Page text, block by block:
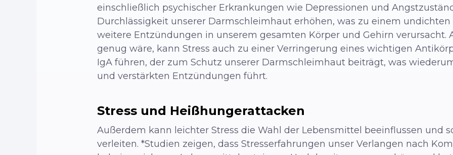
einschließlich psychischer Erkrankungen wie Depressionen und
Durchlässigkeit unserer Darmschleimhaut erhöhen, was zu einem
weitere Entzündungen in unserem gesamten Körper und Gehirn verursacht.
genug wäre, kann Stress auch zu einer Verringerung eines wichtigen
IgA führen, der zum Schutz unserer Darmschleimhaut beiträgt, was
und verstärkten Entzündungen führt.
Stress und Heißhungerattacken
Außerdem kann leichter Stress die Wahl der Lebensmittel beeinflussen und
verleiten. *Studien zeigen, dass Stresserfahrungen unser Verlangen nach